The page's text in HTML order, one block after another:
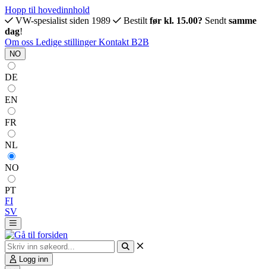
Hopp til hovedinnhold
VW-spesialist siden 1989
Bestilt før kl. 15.00? Sendt samme
dag!
Om oss Ledige stillingerKontakt B2B
NO
DE
EN
FR
NL
NO
PT
FI
SV
Logg inn